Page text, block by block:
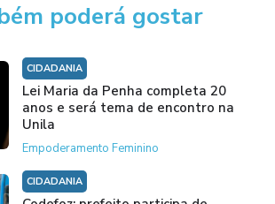
poderá gostar
CIDADANIA
Lei Maria da Penha completa 20
anos e será tema de encontro na
Unila
Empoderamento Feminino
CIDADANIA